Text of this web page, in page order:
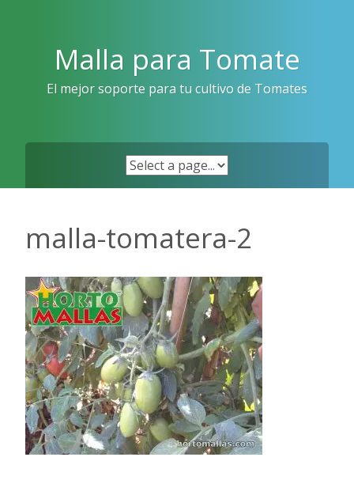
Malla para Tomate
El mejor soporte para tu cultivo de Tomates
malla-tomatera-2